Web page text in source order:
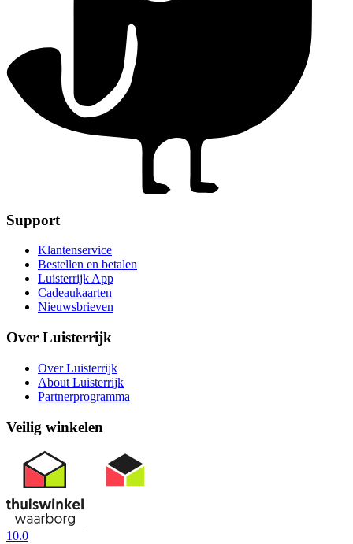
Support
Klantenservice
Bestellen en betalen
Luisterrijk App
Cadeaukaarten
Nieuwsbrieven
Over Luisterrijk
Over Luisterrijk
About Luisterrijk
Partnerprogramma
Veilig winkelen
10.0